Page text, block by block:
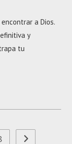
a Dios.
y
tu
Ir a la página